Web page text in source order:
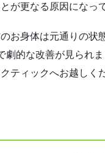
が更なる原因になっ
お身体は元通りの状
劇的な改善が見られ
ティックへお越し